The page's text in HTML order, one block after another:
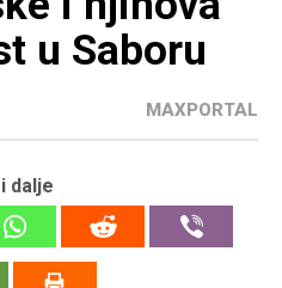
u Saboru
MAXPORTAL
dalje